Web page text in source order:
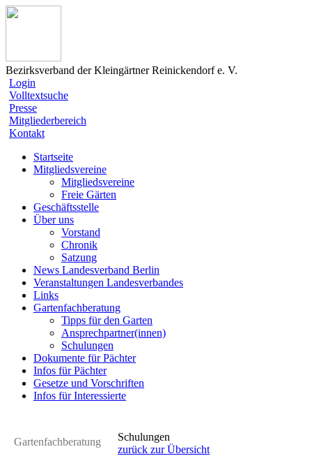
Bezirksverband der Kleingärtner Reinickendorf e. V.
Login
Volltextsuche
Presse
Mitgliederbereich
Kontakt
Startseite
Mitgliedsvereine
Mitgliedsvereine
Freie Gärten
Geschäftsstelle
Über uns
Vorstand
Chronik
Satzung
News Landesverband Berlin
Veranstaltungen Landesverbandes
Links
Gartenfachberatung
Tipps für den Garten
Ansprechpartner(innen)
Schulungen
Dokumente für Pächter
Infos für Pächter
Gesetze und Vorschriften
Infos für Interessierte
Gartenfachberatung
Schulungen
zurück zur Übersicht